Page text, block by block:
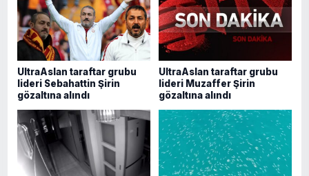
UltraAslan taraftar grubu
lideri Sebahattin Şirin
gözaltına alındı
UltraAslan taraftar grubu
lideri Muzaffer Şirin
gözaltına alındı